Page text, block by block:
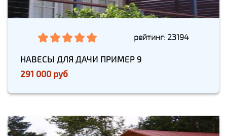
рейтинг: 23194
НАВЕСЫ ДЛЯ ДАЧИ ПРИМЕР 9
291 000 руб